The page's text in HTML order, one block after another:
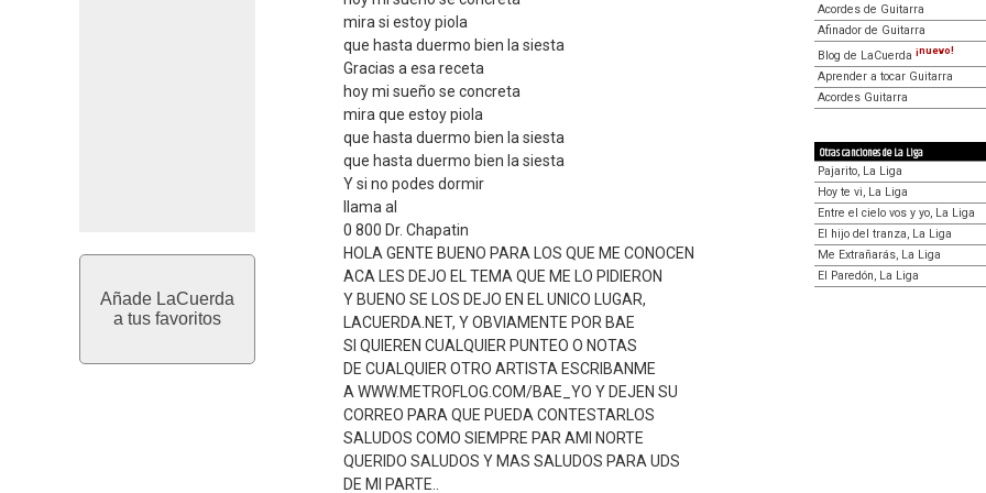
Añade LaCuerda
a tus favoritos
mira si estoy piola
que hasta duermo bien la siesta
Gracias a esa receta
hoy mi sueño se concreta
mira que estoy piola
que hasta duermo bien la siesta
que hasta duermo bien la siesta
Y si no podes dormir
llama al
0 800 Dr. Chapatin
HOLA GENTE BUENO PARA LOS QUE ME CONOCEN
ACA LES DEJO EL TEMA QUE ME LO PIDIERON
Y BUENO SE LOS DEJO EN EL UNICO LUGAR,
LACUERDA.NET, Y OBVIAMENTE POR BAE
SI QUIEREN CUALQUIER PUNTEO O NOTAS
DE CUALQUIER OTRO ARTISTA ESCRIBANME
A WWW.METROFLOG.COM/BAE_YO Y DEJEN SU
CORREO PARA QUE PUEDA CONTESTARLOS
SALUDOS COMO SIEMPRE PAR AMI NORTE
QUERIDO SALUDOS Y MAS SALUDOS PARA UDS
DE MI PARTE..
Acordes de Guitarra
Afinador de Guitarra
Blog de LaCuerda ¡nuevo!
Aprender a tocar Guitarra
Acordes Guitarra
Otras canciones de La Liga
Pajarito, La Liga
Hoy te vi, La Liga
Entre el cielo vos y yo, La Liga
El hijo del tranza, La Liga
Me Extrañarás, La Liga
El Paredón, La Liga